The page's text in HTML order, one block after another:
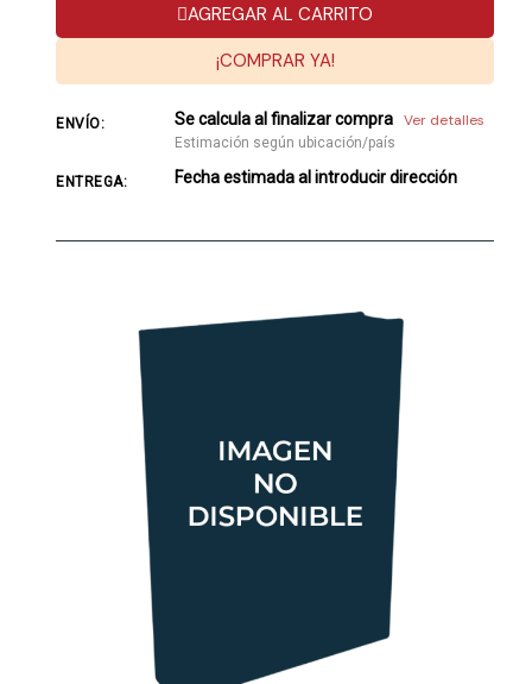
AGREGAR AL CARRITO
¡COMPRAR YA!
ENVÍO: Se calcula al finalizar compra Ver detalles
Estimación según ubicación/país
ENTREGA: Fecha estimada al introducir dirección